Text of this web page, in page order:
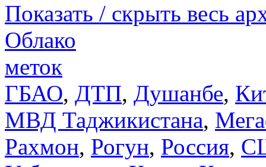
Показать / скрыть весь
Облако
меток
ГБАО, ДТП, Душанбе,
МВД Таджикистана,
Рахмон, Рогун, Россия,